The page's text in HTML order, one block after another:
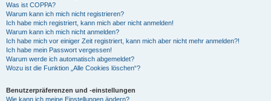
Was ist COPPA?
Warum kann ich mich nicht registrieren?
Ich habe mich registriert, kann mich aber nicht anmelden!
Warum kann ich mich nicht anmelden?
Ich habe mich vor einiger Zeit registriert, kann mich aber nicht mehr anmelden?!
Ich habe mein Passwort vergessen!
Warum werde ich automatisch abgemeldet?
Wozu ist die Funktion „Alle Cookies löschen“?
Benutzerpräferenzen und -einstellungen
Wie kann ich meine Einstellungen ändern?